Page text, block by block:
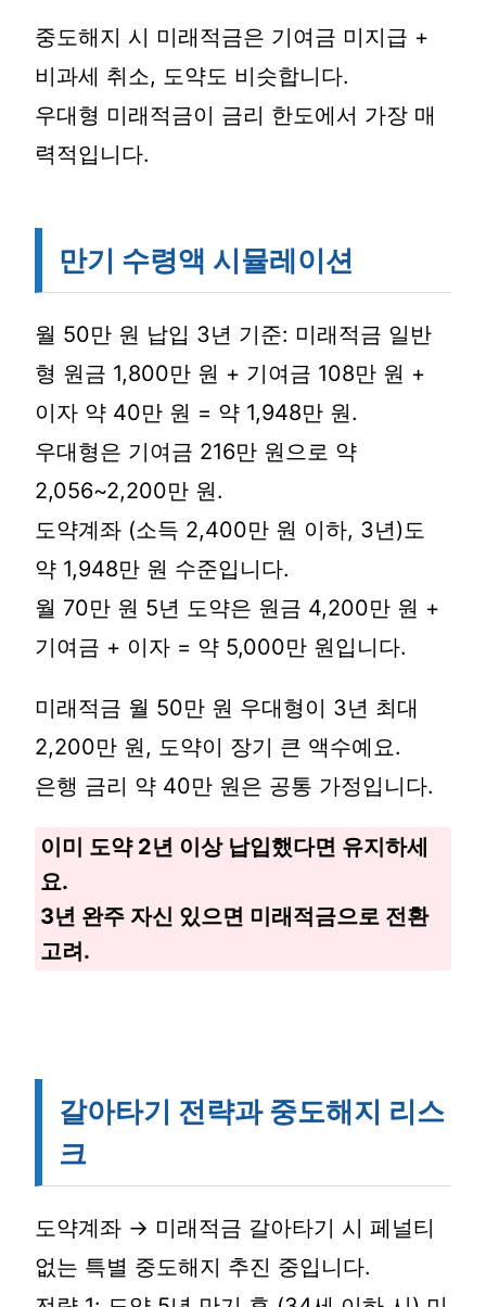
중도해지 시 미래적금은 기여금 미지급 +
비과세 취소, 도약도 비슷합니다.
우대형 미래적금이 금리 한도에서 가장 매
력적입니다.
만기 수령액 시뮬레이션
월 50만 원 납입 3년 기준: 미래적금 일반
형 원금 1,800만 원 + 기여금 108만 원 +
이자 약 40만 원 = 약 1,948만 원.
우대형은 기여금 216만 원으로 약
2,056~2,200만 원.
도약계좌 (소득 2,400만 원 이하, 3년)도
약 1,948만 원 수준입니다.
월 70만 원 5년 도약은 원금 4,200만 원 +
기여금 + 이자 = 약 5,000만 원입니다.
미래적금 월 50만 원 우대형이 3년 최대
2,200만 원, 도약이 장기 큰 액수예요.
은행 금리 약 40만 원은 공통 가정입니다.
이미 도약 2년 이상 납입했다면 유지하세
요.
3년 완주 자신 있으면 미래적금으로 전환
고려.
갈아타기 전략과 중도해지 리스
크
도약계좌 → 미래적금 갈아타기 시 페널티
없는 특별 중도해지 추진 중입니다.